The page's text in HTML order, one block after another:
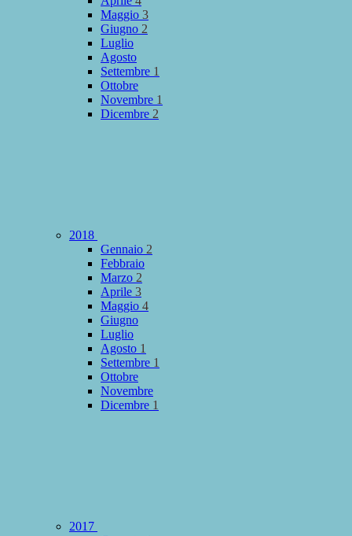
Maggio 3
Giugno 2
Luglio
Agosto
Settembre 1
Ottobre
Novembre 1
Dicembre 2
2018
Gennaio 2
Febbraio
Marzo 2
Aprile 3
Maggio 4
Giugno
Luglio
Agosto 1
Settembre 1
Ottobre
Novembre
Dicembre 1
2017